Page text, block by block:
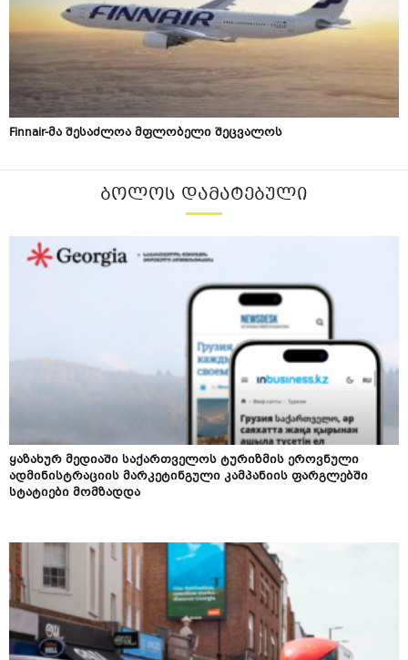
Finnair-მა შესაძლოა მფლობელი შეცვალოს
ᲑᲝᲚᲝᲡ ᲓᲐᲛᲐᲢᲔᲑᲣᲚᲘ
ყაზახურ მედიაში საქართველოს ტურიზმის ეროვნული
ადმინისტრაციის მარკეტინგული კამპანიის ფარგლებში
სტატიები მომზადდა